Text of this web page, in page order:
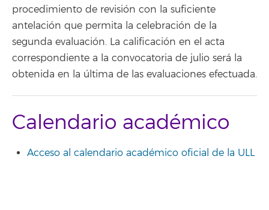
procedimiento de revisión con la suficiente
antelación que permita la celebración de la
segunda evaluación. La calificación en el acta
correspondiente a la convocatoria de julio será la
obtenida en la última de las evaluaciones efectuada.
Calendario académico
Acceso al calendario académico oficial de la ULL